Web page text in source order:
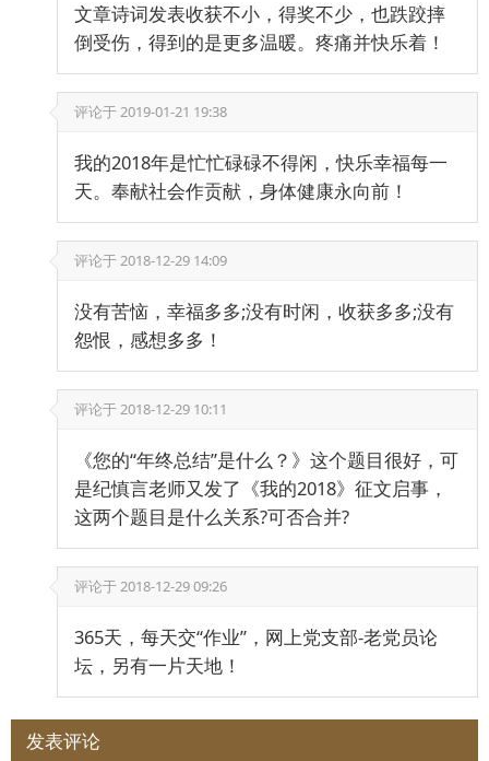
文章诗词发表收获不小，得奖不少，也跌跤摔
倒受伤，得到的是更多温暖。疼痛并快乐着！
评论于2019-01-21 19:38
我的2018年是忙忙碌碌不得闲，快乐幸福每一
天。奉献社会作贡献，身体健康永向前！
评论于2018-12-29 14:09
没有苦恼，幸福多多;没有时闲，收获多多;没有
怨恨，感想多多！
评论于2018-12-29 10:11
《您的“年终总结”是什么？》这个题目很好，可
是纪慎言老师又发了《我的2018》征文启事，
这两个题目是什么关系?可否合并?
评论于2018-12-29 09:26
365天，每天交“作业”，网上党支部-老党员论
坛，另有一片天地！
发表评论